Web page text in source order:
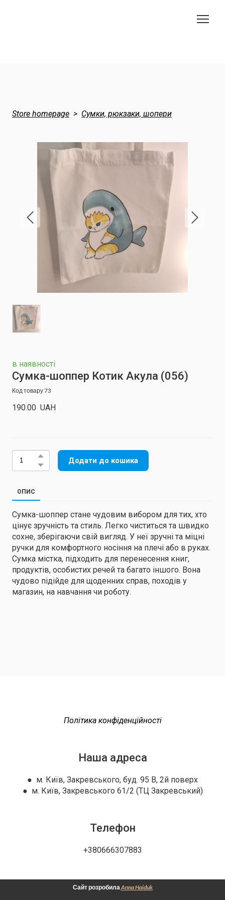
Store homepage Сумки, рюкзаки, шопери
в наявності
Сумка-шоппер Котик Акула (056)
Код товару 73
190.00  UAH
Додати до кошика
ОПИС
Сумка-шоппер стане чудовим вибором для тих, хто
цінує зручність та стиль. Легко чиститься та швидко
сохне, зберігаючи свій вигляд. У неї зручні та міцні
ручки для комфортного носіння на плечі або в руках.
Сумка містка, підходить для перенесення книг,
продуктів, особистих речей та багато іншого. Вона
чудово підійде для щоденних справ, походів у
магазин, на навчання чи роботу.
Політика конфіденційності
Наша адреса
● м. Київ, Закревського, буд. 95 В, 2й поверх
● м. Київ, Закревського 61/2 (ТЦ Закревський)
Телефон
+380666307883
Сайт розробилаAnna Haiduk